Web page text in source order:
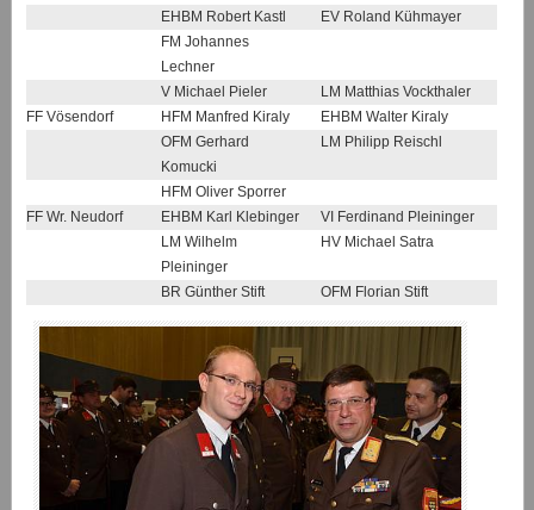
EHBM Robert Kastl
EV Roland Kühmayer
FM Johannes
Lechner
V Michael Pieler
LM Matthias Vockthaler
FF Vösendorf
HFM Manfred Kiraly
EHBM Walter Kiraly
OFM Gerhard
Komucki
LM Philipp Reischl
HFM Oliver Sporrer
FF Wr. Neudorf
EHBM Karl Klebinger
VI Ferdinand Pleininger
LM Wilhelm
Pleininger
HV Michael Satra
BR Günther Stift OFM Florian Stift